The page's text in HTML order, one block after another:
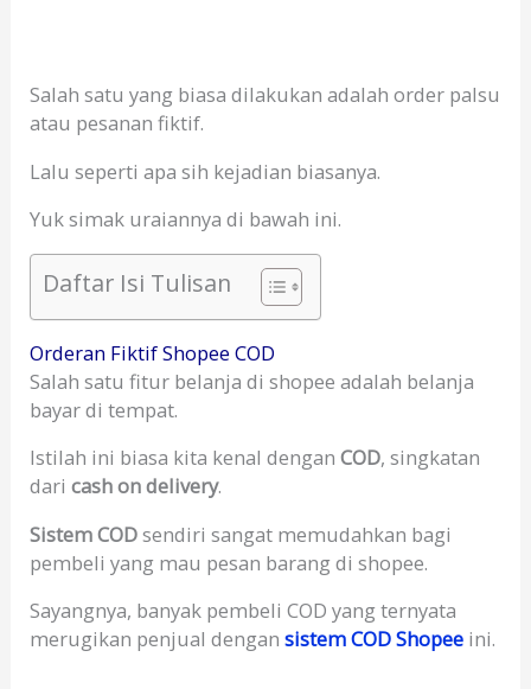
Salah satu yang biasa dilakukan adalah order palsu
atau pesanan fiktif.
Lalu seperti apa sih kejadian biasanya.
Yuk simak uraiannya di bawah ini.
Daftar Isi Tulisan
Orderan Fiktif Shopee COD
Salah satu fitur belanja di shopee adalah belanja
bayar di tempat.
Istilah ini biasa kita kenal denganCOD, singkatan
daricash on delivery.
Sistem CODsendiri sangat memudahkan bagi
pembeli yang mau pesan barang di shopee.
Sayangnya, banyak pembeli COD yang ternyata
merugikan penjual dengansistem COD Shopee ini.